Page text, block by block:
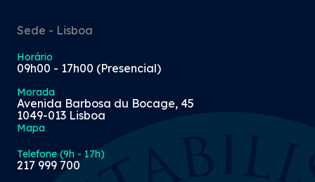
Sede - Lisboa
Horário
09h00 - 17h00 (Presencial)
Morada
Avenida Barbosa du Bocage, 45
1049-013 Lisboa
Mapa
Telefone (9h - 17h)
217 999 700